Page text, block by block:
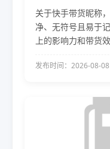
关于快手带货昵称
净、无符号且易于
上的影响力和带货效
发布时间：2026-08-08